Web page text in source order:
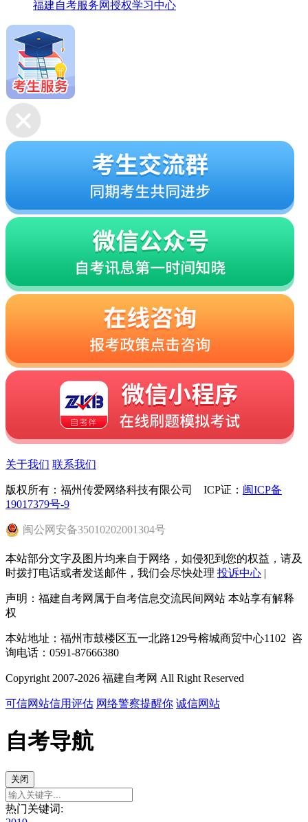
福建自考服务网授权学习中心
关于我们 联系我们
版权所有：福州传爱网络科技有限公司 ICP证： 闽ICP备
19017379号-9
闽公网安备35010202001304号
本站部分文字及图片均来自于网络，如侵犯到您的权益，请及
时拨打电话或者发送邮件，我们会尽快处理 投诉中心 |
声明：福建自考网属于自考信息交流民间网站 本站享有解释
权
本站地址：福州市鼓楼区五一北路129号榕城商贸中心1102 咨
询电话：0591-87666380
Copyright 2007-2026 福建自考网 All Right Reserved
可信网站信用评估 网络警察提醒你 诚信网站
自考导航
关闭
热门关键词: